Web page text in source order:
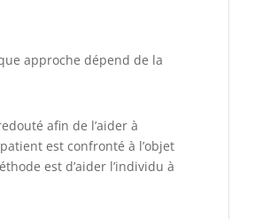
approche dépend de la
afin de l’aider à
est confronté à l’objet
est d’aider l’individu à